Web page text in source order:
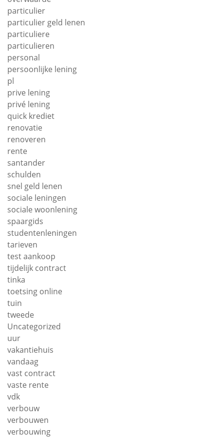
particulier
particulier geld lenen
particuliere
particulieren
personal
persoonlijke lening
pl
prive lening
privé lening
quick krediet
renovatie
renoveren
rente
santander
schulden
snel geld lenen
sociale leningen
sociale woonlening
spaargids
studentenleningen
tarieven
test aankoop
tijdelijk contract
tinka
toetsing online
tuin
tweede
Uncategorized
uur
vakantiehuis
vandaag
vast contract
vaste rente
vdk
verbouw
verbouwen
verbouwing